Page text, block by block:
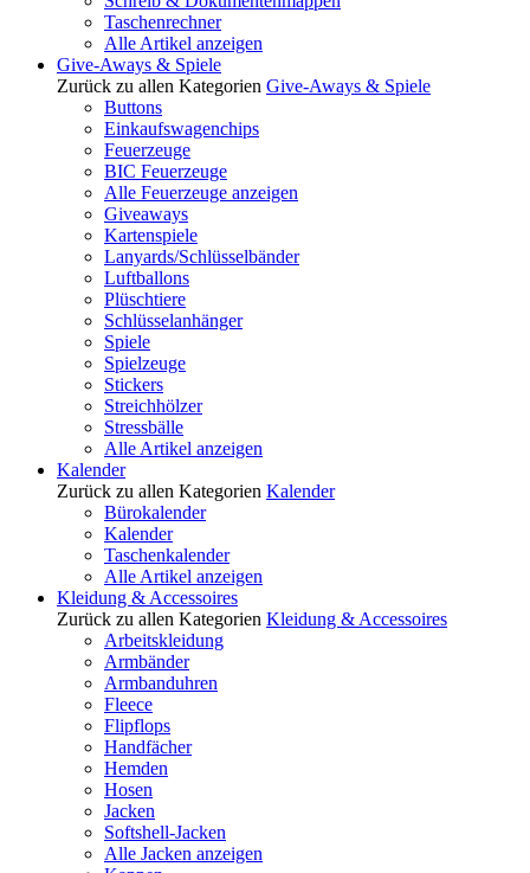
Taschenrechner
Alle Artikel anzeigen
Give-Aways & Spiele
Zurück zu allen Kategorien Give-Aways & Spiele
Buttons
Einkaufswagenchips
Feuerzeuge
BIC Feuerzeuge
Alle Feuerzeuge anzeigen
Giveaways
Kartenspiele
Lanyards/Schlüsselbänder
Luftballons
Plüschtiere
Schlüsselanhänger
Spiele
Spielzeuge
Stickers
Streichhölzer
Stressbälle
Alle Artikel anzeigen
Kalender
Zurück zu allen Kategorien Kalender
Bürokalender
Kalender
Taschenkalender
Alle Artikel anzeigen
Kleidung & Accessoires
Zurück zu allen Kategorien Kleidung & Accessoires
Arbeitskleidung
Armbänder
Armbanduhren
Fleece
Flipflops
Handfächer
Hemden
Hosen
Jacken
Softshell-Jacken
Alle Jacken anzeigen